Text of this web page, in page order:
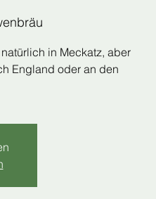
in Meckatz, aber
England oder an den